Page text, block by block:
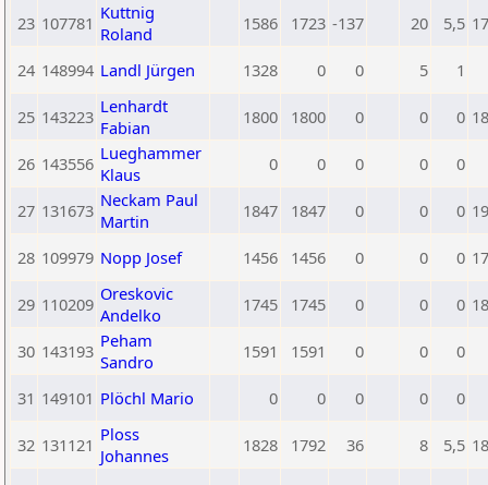
23 107781 Kuttnig
Roland
1586 1723 -137 20 5,5
24 148994 Landl Jürgen 1328 0 0 5 1
25 143223 Lenhardt
Fabian
1800 1800 0 0 0
26 143556 Lueghammer
Klaus
0 0 0 0 0
27 131673 Neckam Paul
Martin
1847 1847 0 0 0
28 109979 Nopp Josef 1456 1456 0 0 0
29 110209 Oreskovic
Andelko
1745 1745 0 0 0
30 143193 Peham
Sandro
1591 1591 0 0 0
31 149101 Plöchl Mario 0 0 0 0 0
32 131121 Ploss
Johannes
1828 1792 36 8 5,5